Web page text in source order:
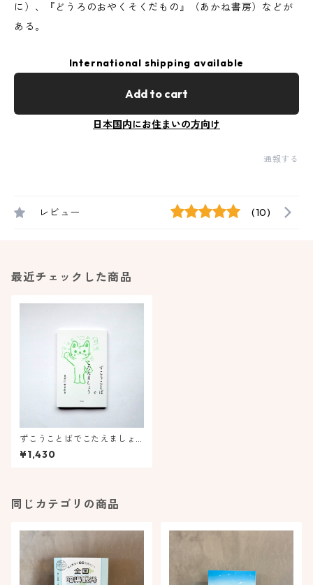
に）、『どうろのおやくそくだもの』（あかね書房）などが
ある。
International shipping available
Add to cart
日本国内にお住まいの方向け
通報する
レビュー (10)
最近チェックした商品
ずこうことばでこたえましょ
う
¥1,430
同じカテゴリの商品